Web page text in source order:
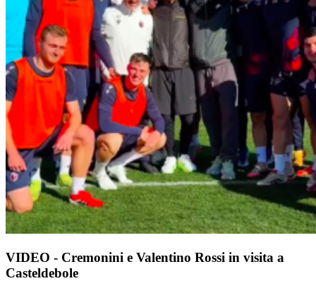
VIDEO - Cremonini e Valentino Rossi in visita a
Casteldebole